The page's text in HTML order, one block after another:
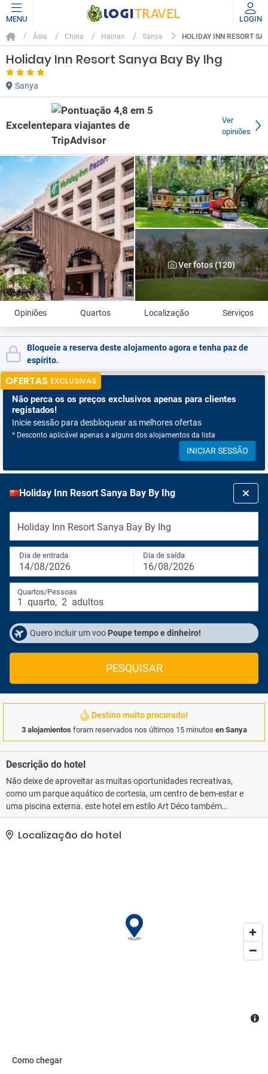
MENU LOGIN
Ásia China Hainan Sanya HOLIDAY INN RESORT
Holiday Inn Resort Sanya Bay By Ihg
Sanya
Excelente
Ver
opiniões
Ver fotos (120)
Opiniões Quartos Localização Serviços
Bloqueie a reserva deste alojamento agora e tenha paz de
espírito.
OFERTAS EXCLUSIVAS
Não perca os os preços exclusivos apenas para clientes
registados!
Inicie sessão para desbloquear as melhores ofertas
* Desconto aplicável apenas a alguns dos alojamentos da lista
INICIAR SESSÃO
Holiday Inn Resort Sanya Bay By Ihg
Holiday Inn Resort Sanya Bay By Ihg
Dia de entrada
14/08/2026
Dia de saída
16/08/2026
Quartos/Pessoas
1 quarto, 2 adultos
Quero incluir um voo Poupe tempo e dinheiro!
PESQUISAR
Destino muito procurado!
3 alojamientos foram reservados nos últimos 15 minutos en Sanya
Descrição do hotel
Não deixe de aproveitar as muitas oportunidades recreativas,
como um parque aquático de cortesia, um centro de bem-estar e
uma piscina externa. este hotel em estilo Art Déco também
oferece comodidades como Wi-Fi de cortesia, serviços de
concierge e loja de presentes/banca de jornal. Se você deseja
passar o dia fazendo compras, pegue uma carona até as lojas no
conferências e sala de reunião. Estacionamento limitado está
Localização do hotel
Como chegar